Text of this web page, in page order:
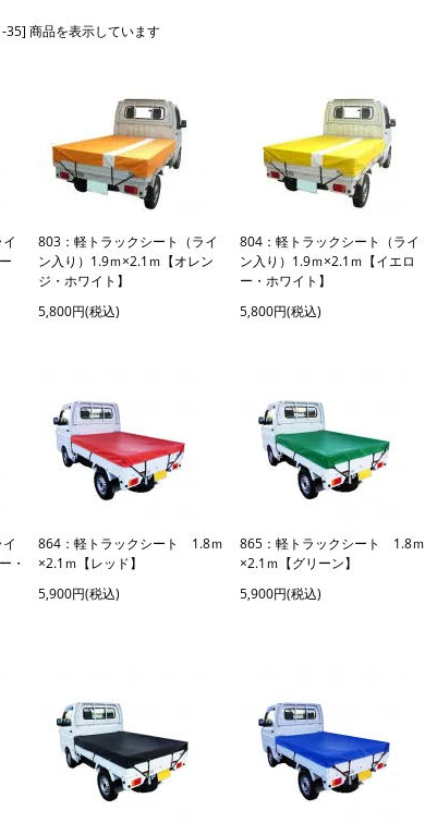
35] 商品を表示しています
803：軽トラックシート（ライ
ン入り）1.9ｍ×2.1ｍ【オレン
ジ・ホワイト】
5,800円(税込)
804：軽トラックシート（ライ
ン入り）1.9ｍ×2.1ｍ【イエロ
ー・ホワイト】
5,800円(税込)
・
864：軽トラックシート 1.8ｍ
×2.1ｍ【レッド】
5,900円(税込)
865：軽トラックシート 1.8ｍ
×2.1ｍ【グリーン】
5,900円(税込)